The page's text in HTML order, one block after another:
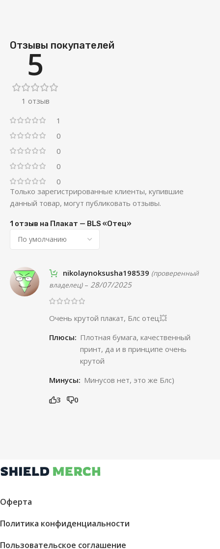
Отзывы покупателей
5
1 отзыв
1
0
0
0
0
1 отзыв на Плакат — BLS «Отец»
nikolaynoksusha198539 (проверенный
владелец) – 28/07/2025
Очень крутой плакат, Блс отец💥
Плюсы: Плотная бумага, качественный
принт, да и в принципе очень
крутой
Минусы: Минусов нет, это же Блс)
3 0
Только зарегистрированные клиенты, купившие
данный товар, могут публиковать отзывы.
Оферта
Политика конфиденциальности
Пользовательское соглашение